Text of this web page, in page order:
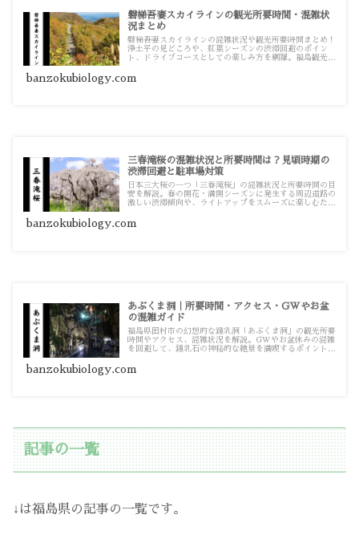
磐梯吾妻スカイラインの観光所要時間・混雑状
況まとめ
磐梯吾妻スカイラインの混雑状況や観光所要時間まとめ！
浄土平の見どころや、紅葉シーズンの渋滞回避のポイン
ト、ドライブコースとしての楽しみ方を網羅。福島観光の
banzokubiology.com
三春滝桜の混雑状況と所要時間は？見頃時期の
渋滞回避と駐車場対策
日本三大桜の一つ「三春滝桜」の混雑状況と所要時間の目
安を解説。春の開花・満開シーズンに発生する周辺道路の
激しい渋滞傾向や、ライトアップをスムーズに楽しむため
banzokubiology.com
あぶくま洞｜所要時間・アクセス・GWやお盆
の混雑ガイド
福島県田村市の幻想的な鍾乳洞「あぶくま洞」の観光所要
時間やアクセス、混雑状況を解説。GWやお盆休みの混雑
を回避して、鍾乳石の神秘的な絶景を満喫するポイントを
banzokubiology.com
記事の一覧
↓は福島県の記事の一覧です。